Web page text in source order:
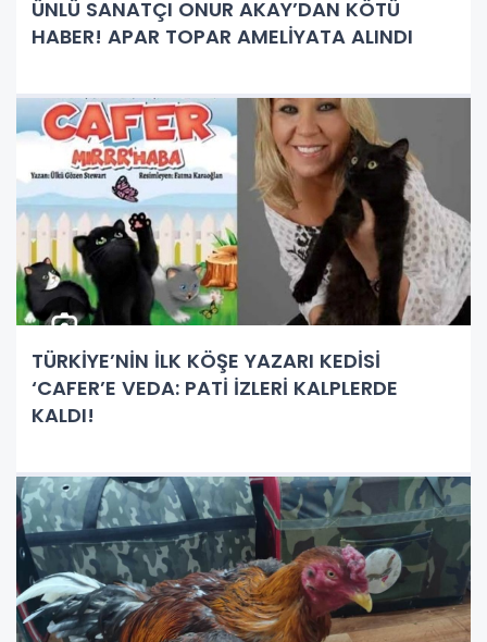
ÜNLÜ SANATÇI ONUR AKAY’DAN KÖTÜ
HABER! APAR TOPAR AMELİYATA ALINDI
TÜRKİYE’NİN İLK KÖŞE YAZARI KEDİSİ
‘CAFER’E VEDA: PATİ İZLERİ KALPLERDE
KALDI!